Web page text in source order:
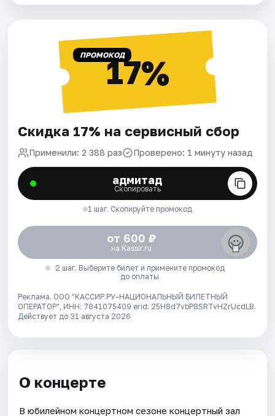
ПРОМОКОД17%
Скидка 17% на сервисный сбор
Применили: 2 388 раз Проверено: 1 минуту назад
адмитад
Скопировать
1 шаг. Скопируйте промокод
от 600 ₽
на Kassir.ru
2 шаг. Выберите билет и примените промокод
до оплаты
Реклама. ООО "КАССИР.РУ-НАЦИОНАЛЬНЫЙ БИЛЕТНЫЙ
ОПЕРАТОР", ИНН: 7841075409 erid: 25H8d7vbP8SRTvHZrUcdLB.
Действует до 31 августа 2026
О концерте
В юбилейном концертном сезоне концертный зал